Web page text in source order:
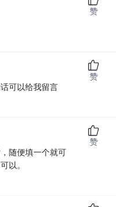
赞
可以给我留言
赞
随便填一个就可
以。
赞